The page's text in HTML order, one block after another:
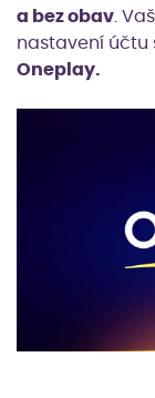
a bez obav .
nastavení účtu
Oneplay.